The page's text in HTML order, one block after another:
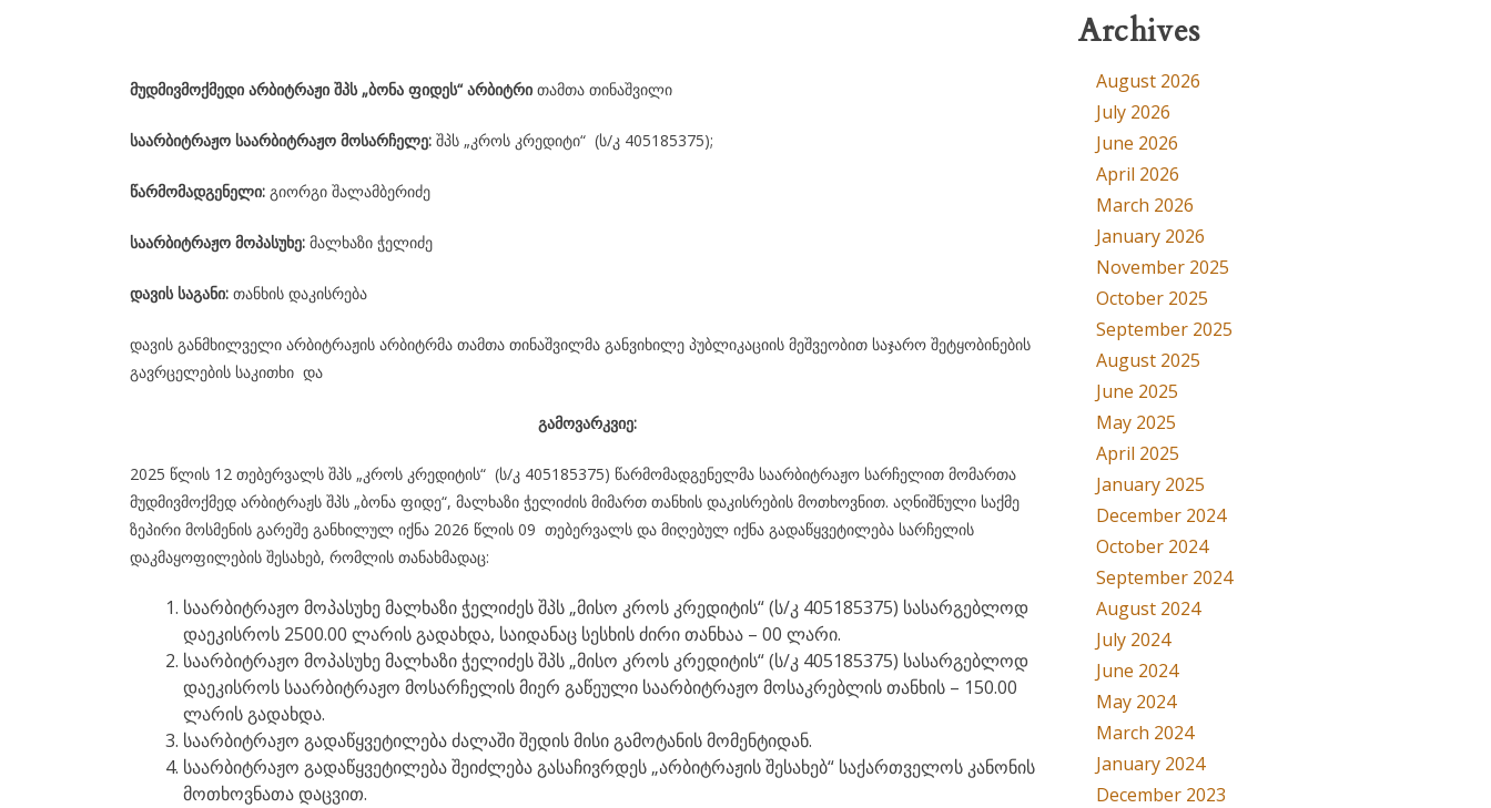
მუდმივმოქმედი არბიტრაჟი შპს „ბონა ფიდეს“ არბიტრი თამთა თინაშვილი
საარბიტრაჟო საარბიტრაჟო მოსარჩელე: შპს „კროს კრედიტი“ (ს/კ 405185375);
წარმომადგენელი: გიორგი შალამბერიძე
საარბიტრაჟო მოპასუხე: მალხაზი ჭელიძე
დავის საგანი: თანხის დაკისრება
დავის განმხილველი არბიტრაჟის არბიტრმა თამთა თინაშვილმა განვიხილე პუბლიკაციის მეშვეობით საჯარო შეტყობინების
გავრცელების საკითხი და
გამოვარკვიე:
2025 წლის 12 თებერვალს შპს „კროს კრედიტის“ (ს/კ 405185375) წარმომადგენელმა საარბიტრაჟო სარჩელით მომართა
მუდმივმოქმედ არბიტრაჟს შპს „ბონა ფიდე“, მალხაზი ჭელიძის მიმართ თანხის დაკისრების მოთხოვნით. აღნიშნული საქმე
ზეპირი მოსმენის გარეშე განხილულ იქნა 2026 წლის 09 თებერვალს და მიღებულ იქნა გადაწყვეტილება სარჩელის
დაკმაყოფილების შესახებ, რომლის თანახმადაც:
საარბიტრაჟო მოპასუხე მალხაზი ჭელიძეს შპს „მისო კროს კრედიტის“ (ს/კ 405185375) სასარგებლოდ
დაეკისროს 2500.00 ლარის გადახდა, საიდანაც სესხის ძირი თანხაა – 00 ლარი.
საარბიტრაჟო მოპასუხე მალხაზი ჭელიძეს შპს „მისო კროს კრედიტის“ (ს/კ 405185375) სასარგებლოდ
დაეკისროს საარბიტრაჟო მოსარჩელის მიერ გაწეული საარბიტრაჟო მოსაკრებლის თანხის – 150.00
ლარის გადახდა.
საარბიტრაჟო გადაწყვეტილება ძალაში შედის მისი გამოტანის მომენტიდან.
საარბიტრაჟო გადაწყვეტილება შეიძლება გასაჩივრდეს „არბიტრაჟის შესახებ“ საქართველოს კანონის
მოთხოვნათა დაცვით.
Archives
August 2026
July 2026
June 2026
April 2026
March 2026
January 2026
November 2025
October 2025
September 2025
August 2025
June 2025
May 2025
April 2025
January 2025
December 2024
October 2024
September 2024
August 2024
July 2024
June 2024
May 2024
March 2024
January 2024
December 2023